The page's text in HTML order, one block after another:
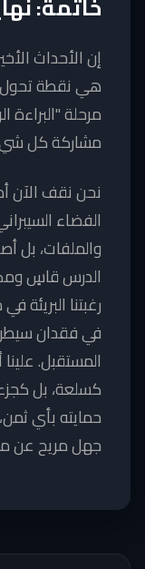
إن الأحداث
هي نقطة تحول
مرحلة "البراءة
مشاركة كل
نحن نقف الآن
الفضاء
والملفات، بل
الدرس قاسٍ
رغبتنا
في فقدان
المستقبل. علينا
كسلعة، بل
حمايته بأي
جهل مريح عن